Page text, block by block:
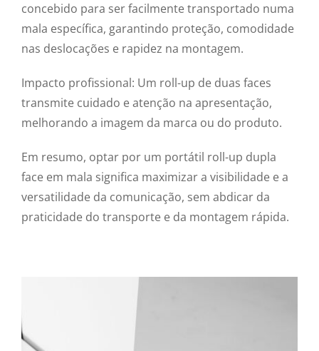
concebido para ser facilmente transportado numa
mala específica, garantindo proteção, comodidade
nas deslocações e rapidez na montagem.
Impacto profissional: Um roll-up de duas faces
transmite cuidado e atenção na apresentação,
melhorando a imagem da marca ou do produto.
Em resumo, optar por um portátil roll-up dupla
face em mala significa maximizar a visibilidade e a
versatilidade da comunicação, sem abdicar da
praticidade do transporte e da montagem rápida.